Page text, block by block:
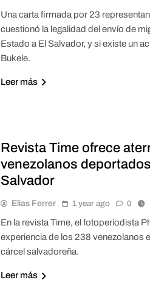
Una carta firmada por 23
cuestionó la legalidad del envío de
Estado a El Salvador, y si existe un
Bukele.
Leer más
Revista Time ofrece
venezolanos
Salvador
Elias Ferrer 1 year ago 0
En la revista Time, el fotoperiodista
experiencia de los 238 venezolanos
cárcel salvadoreña.
Leer más